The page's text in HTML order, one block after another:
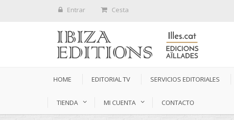
Entrar Cesta
HOME EDITORIAL TV SERVICIOS EDITORIALES
TIENDA MI CUENTA CONTACTO